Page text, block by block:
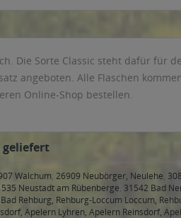
Die Sorte Classic steht dafür für
angeboten. Alle Flaschen
Online-Shop bestellen.
geliefert
Walchum, 26909 Neubörger, Neulehe,
Neustadt am Rübenberge, 31542 Bad
Rehburg, Rehburg-Loccum Loccum,
Apelern Lyhren, Apelern Reinsdorf,